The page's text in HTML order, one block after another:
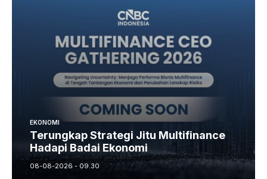
EKONOMI
Terungkap Strategi Jitu Multifinance
Hadapi Badai Ekonomi
08-08-2026 - 09.30